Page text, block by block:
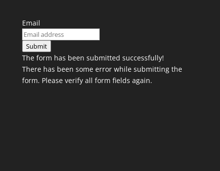
Email
Submit
The form has been submitted successfully!
There has been some error while submitting the
form. Please verify all form fields again.